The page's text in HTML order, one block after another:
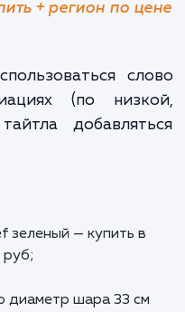
подарков —
в Воронеже.
Причем для